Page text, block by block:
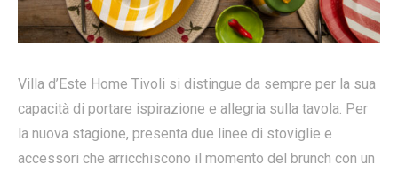
Villa d’Este Home Tivoli si distingue da sempre per la sua
capacità di portare ispirazione e allegria sulla tavola. Per
la nuova stagione, presenta due linee di stoviglie e
accessori che arricchiscono il momento del brunch con un